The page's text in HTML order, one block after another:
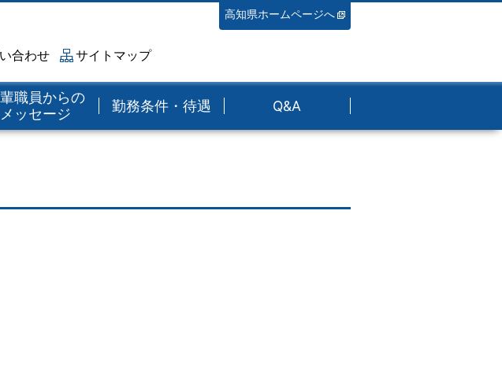
高知県ホームページへ
合わせ サイトマップ
職員からの
メッセージ
勤務条件・待遇 Q&A